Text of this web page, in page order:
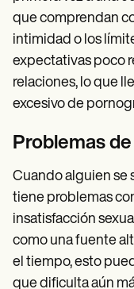
que comprendan
intimidad o los
expectativas poco
relaciones, lo que
excesivo de
Problemas
Cuando alguien se
tiene problemas
insatisfacción
como una fuente
el tiempo, esto
que dificulta aún